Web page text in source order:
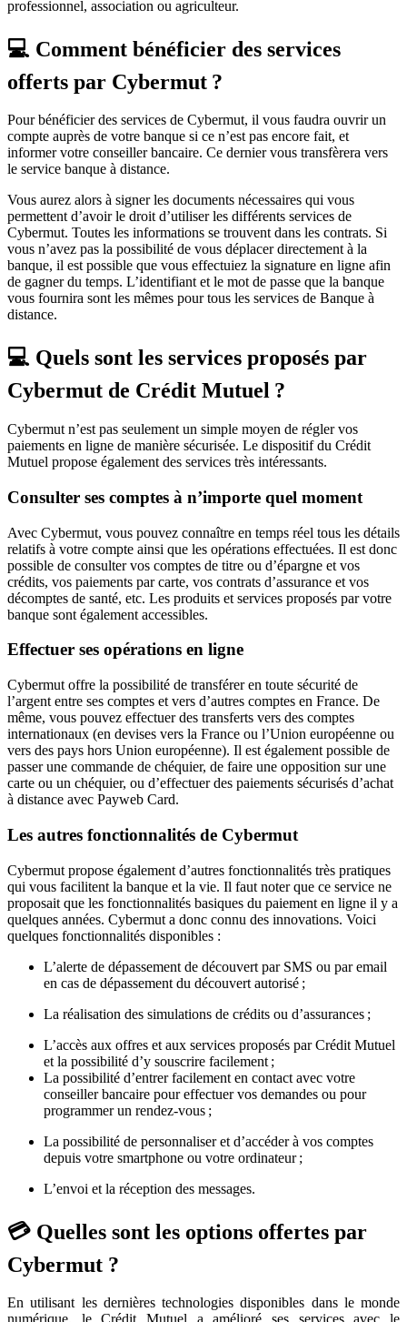
professionnel, association ou agriculteur.
💻 Comment bénéficier des services
offerts par Cybermut ?
Pour bénéficier des services de Cybermut, il vous faudra ouvrir un
compte auprès de votre banque si ce n’est pas encore fait, et
informer votre conseiller bancaire. Ce dernier vous transfèrera vers
le service banque à distance.
Vous aurez alors à signer les documents nécessaires qui vous
permettent d’avoir le droit d’utiliser les différents services de
Cybermut. Toutes les informations se trouvent dans les contrats. Si
vous n’avez pas la possibilité de vous déplacer directement à la
banque, il est possible que vous effectuiez la signature en ligne afin
de gagner du temps. L’identifiant et le mot de passe que la banque
vous fournira sont les mêmes pour tous les services de Banque à
distance.
💻 Quels sont les services proposés par
Cybermut de Crédit Mutuel ?
Cybermut n’est pas seulement un simple moyen de régler vos
paiements en ligne de manière sécurisée. Le dispositif du Crédit
Mutuel propose également des services très intéressants.
Consulter ses comptes à n’importe quel moment
Avec Cybermut, vous pouvez connaître en temps réel tous les détails
relatifs à votre compte ainsi que les opérations effectuées. Il est donc
possible de consulter vos comptes de titre ou d’épargne et vos
crédits, vos paiements par carte, vos contrats d’assurance et vos
décomptes de santé, etc. Les produits et services proposés par votre
banque sont également accessibles.
Effectuer ses opérations en ligne
Cybermut offre la possibilité de transférer en toute sécurité de
l’argent entre ses comptes et vers d’autres comptes en France. De
même, vous pouvez effectuer des transferts vers des comptes
internationaux (en devises vers la France ou l’Union européenne ou
vers des pays hors Union européenne). Il est également possible de
passer une commande de chéquier, de faire une opposition sur une
carte ou un chéquier, ou d’effectuer des paiements sécurisés d’achat
à distance avec Payweb Card.
Les autres fonctionnalités de Cybermut
Cybermut propose également d’autres fonctionnalités très pratiques
qui vous facilitent la banque et la vie. Il faut noter que ce service ne
proposait que les fonctionnalités basiques du paiement en ligne il y a
quelques années. Cybermut a donc connu des innovations. Voici
quelques fonctionnalités disponibles :
L’alerte de dépassement de découvert par SMS ou par email
en cas de dépassement du découvert autorisé ;
La réalisation des simulations de crédits ou d’assurances ;
L’accès aux offres et aux services proposés par Crédit Mutuel
et la possibilité d’y souscrire facilement ;
La possibilité d’entrer facilement en contact avec votre
conseiller bancaire pour effectuer vos demandes ou pour
programmer un rendez-vous ;
La possibilité de personnaliser et d’accéder à vos comptes
depuis votre smartphone ou votre ordinateur ;
L’envoi et la réception des messages.
💳 Quelles sont les options offertes par
Cybermut ?
En utilisant les dernières technologies disponibles dans le monde